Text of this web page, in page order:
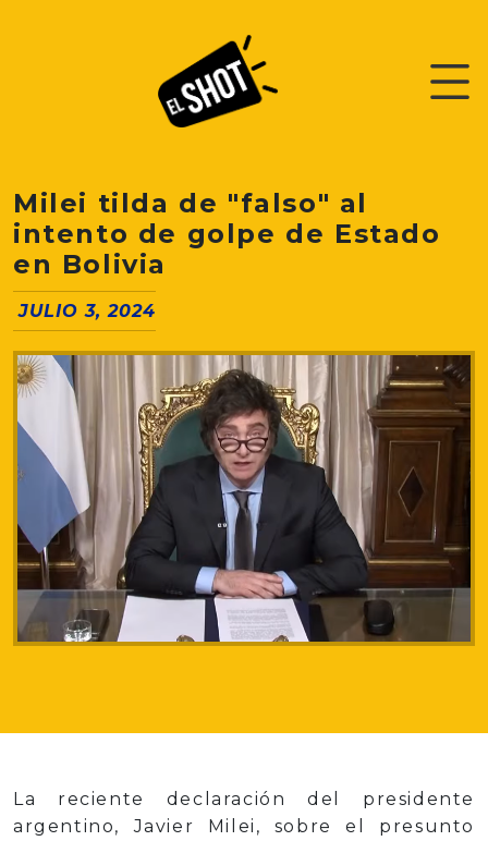
Milei tilda de "falso" al
intento de golpe de Estado
en Bolivia
JULIO 3, 2024
La reciente declaración del presidente
argentino, Javier Milei, sobre el presunto